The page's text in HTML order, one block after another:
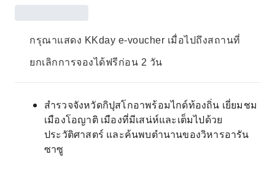
กรุณาแสดง KKday e-voucher เมื่อไปถึงสถานที่
ยกเลิกการจองได้ฟรีก่อน 2 วัน
สำรวจจังหวัดกิปุสโกอาพร้อมไกด์ท้องถิ่น เยี่ยมชม
เมืองโอญาติ เมืองที่มีเสน่ห์และเต็มไปด้วย
ประวัติศาสตร์ และค้นพบตำนานของวิหารอารัน
ซาซู